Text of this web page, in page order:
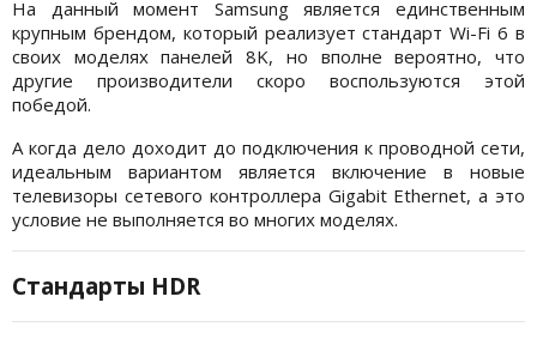
На данный момент Samsung является единственным
крупным брендом, который реализует стандарт Wi-Fi 6 в
своих моделях панелей 8K, но вполне вероятно, что
другие производители скоро воспользуются этой
победой.
А когда дело доходит до подключения к проводной сети,
идеальным вариантом является включение в новые
телевизоры сетевого контроллера Gigabit Ethernet, а это
условие не выполняется во многих моделях.
Стандарты HDR